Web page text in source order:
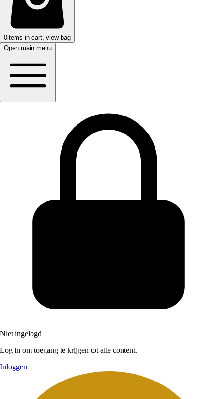
0items in cart, view bag
Open main menu
Niet ingelogd
Log in om toegang te krijgen tot alle content.
Inloggen